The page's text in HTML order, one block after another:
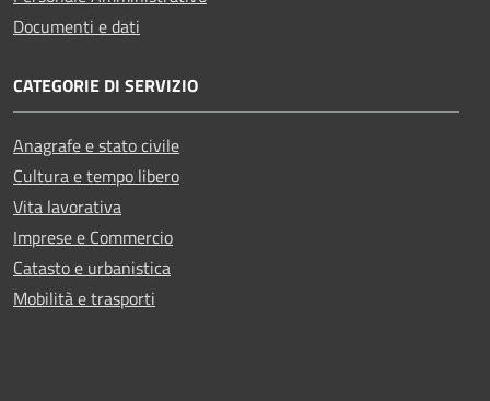
Documenti e dati
CATEGORIE DI SERVIZIO
Anagrafe e stato civile
Cultura e tempo libero
Vita lavorativa
Imprese e Commercio
Catasto e urbanistica
Mobilità e trasporti